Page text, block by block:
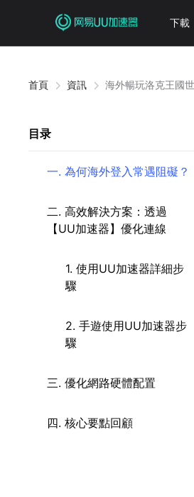
下載
首頁 資訊 海外暢玩洛克王國
目录
一. 為何海外登入常遇阻礙？
二. 高效解決方案：透過
【UU加速器】優化連線
1. 使用UU加速器詳細步
驟
2. 手遊使用UU加速器步
驟
三. 優化網路硬體配置
四. 核心要點回顧